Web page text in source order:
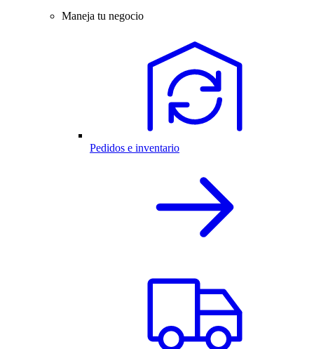
Maneja tu negocio
Pedidos e inventario